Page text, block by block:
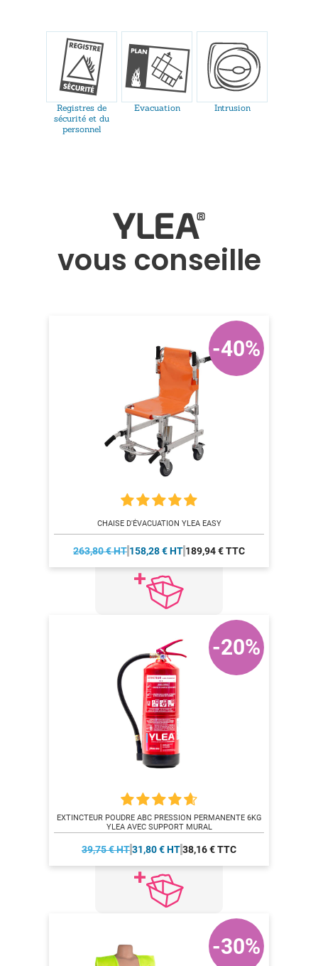
Registres de
sécurité et du
personnel
Evacuation Intrusion
vous conseille
CHAISE D'ÉVACUATION YLEA EASY
263,80 € HT 158,28 € HT 189,94 € TTC
-40%
EXTINCTEUR POUDRE ABC PRESSION PERMANENTE 6KG
YLEA AVEC SUPPORT MURAL
39,75 € HT31,80 € HT38,16 € TTC
-20%
-30%